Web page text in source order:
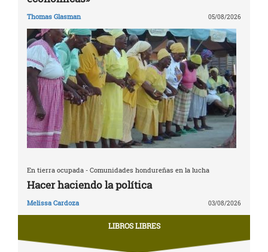
Thomas Glasman 05/08/2026
En tierra ocupada - Comunidades hondureñas en la lucha
Hacer haciendo la política
Melissa Cardoza 03/08/2026
LIBROS LIBRES